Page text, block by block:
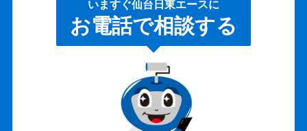
いますぐ仙台日東エースに
お電話で相談する